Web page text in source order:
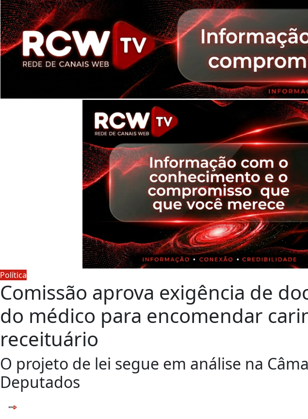
Política
Comissão aprova exigência de
do médico para encomendar
receituário
O projeto de lei segue em análise na
Deputados